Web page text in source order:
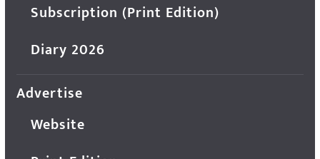
Subscription (Print Edition)
Diary 2026
Advertise
Website